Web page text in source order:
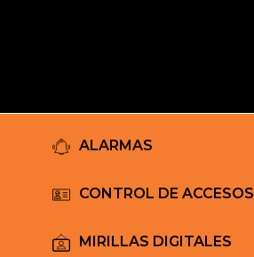
ALARMAS
CONTROL DE ACCESOS
MIRILLAS DIGITALES